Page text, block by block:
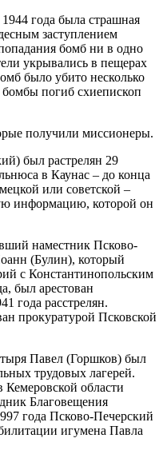
года была страшная
заступлением
бомб ни в одно
укрывались в пещерах
было убито несколько
бомбы погиб схиепископ
получили миссионеры.
был растрелян 29
в Каунас – до конца
или советской –
информацию, которой он
наместник Псково-
(Булин), который
с Константинопольским
был арестован
года расстрелян.
прокуратурой Псковской
Павел (Горшков) был
трудовых лагерей.
области
Благовещения
года Псково-Печерский
игумена Павла